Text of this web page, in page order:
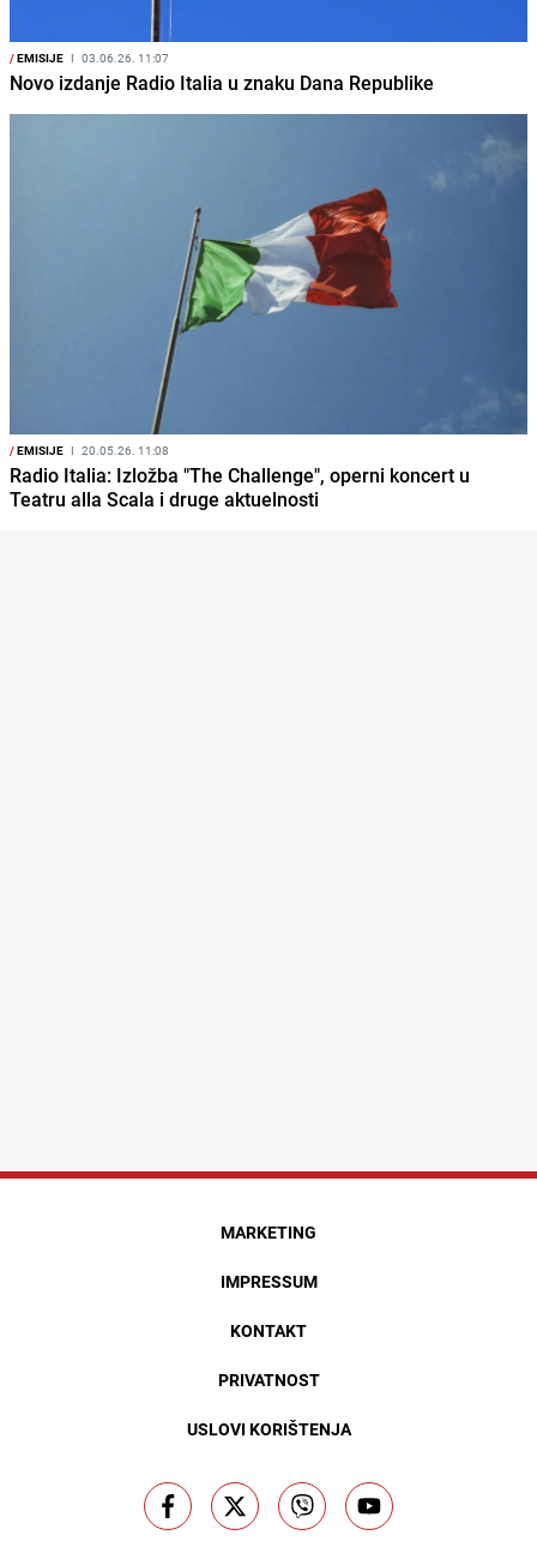
/EMISIJE I 03.06.26. 11:07
Novo izdanje Radio Italia u znaku Dana Republike
/EMISIJE I 20.05.26. 11:08
Radio Italia: Izložba "The Challenge", operni koncert u
Teatru alla Scala i druge aktuelnosti
MARKETING
IMPRESSUM
KONTAKT
PRIVATNOST
USLOVI KORIŠTENJA